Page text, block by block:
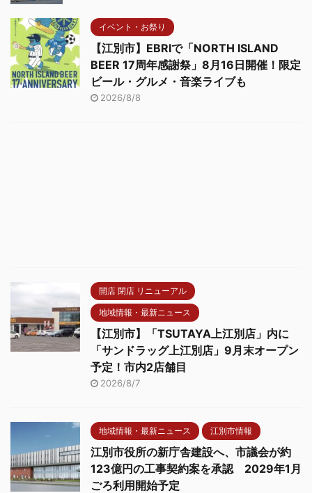
イベント・お祭り
【江別市】EBRIで「NORTH ISLAND
BEER 17周年感謝祭」8月16日開催！限定
ビール・グルメ・音楽ライブも
2026/8/8
開店 閉店 リニューアル
地域情報・最新ニュース
【江別市】「TSUTAYA上江別店」内に
「サンドラッグ上江別店」9月末オープン
予定！市内2店舗目
2026/8/7
地域情報・最新ニュース 江別市情報
江別市役所の新庁舎建設へ、市議会が約
123億円の工事契約案を承認 2029年1月
ごろ利用開始予定